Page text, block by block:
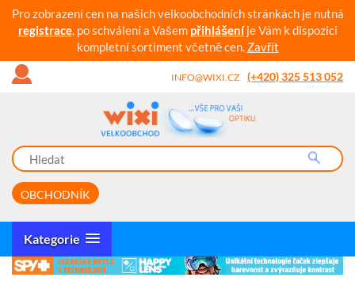
Pro zobrazení cen na našich velkoobchodních stránkách je nutná
registrace, po schválení a Vašem přihlášeníje Vám k dispozici
kompletní sortiment včetně cen. Zavřít
INFO@WIXI.CZ (+420) 325 513 052
OBCHODNÍK
Kategorie